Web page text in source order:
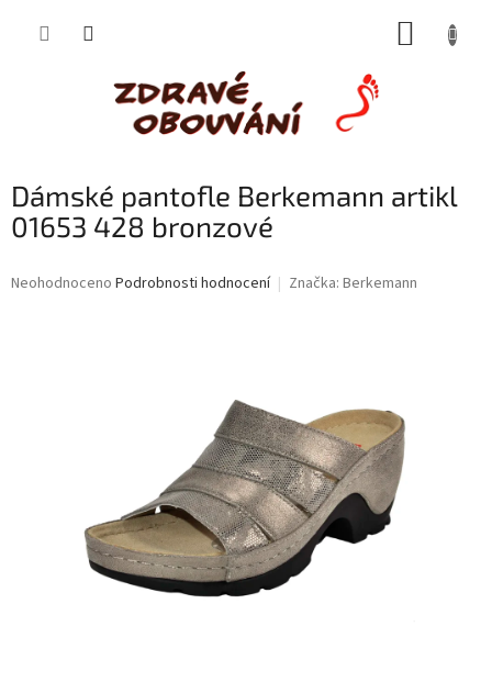
Dámské pantofle Berkemann artikl
01653 428 bronzové
Průměrné
Neohodnoceno Podrobnosti hodnocení Značka: Berkemann